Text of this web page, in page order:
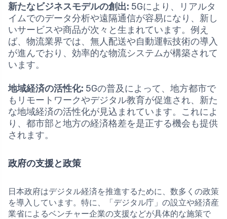
新たなビジネスモデルの創出: 5Gにより、リアルタ
イムでのデータ分析や遠隔通信が容易になり、新し
いサービスや商品が次々と生まれています。例え
ば、物流業界では、無人配送や自動運転技術の導入
が進んでおり、効率的な物流システムが構築されて
います。
地域経済の活性化: 5Gの普及によって、地方都市で
もリモートワークやデジタル教育が促進され、新た
な地域経済の活性化が見込まれています。これによ
り、都市部と地方の経済格差を是正する機会も提供
されます。
政府の支援と政策
日本政府はデジタル経済を推進するために、数多くの政策
を導入しています。特に、「デジタル庁」の設立や経済産
業省によるベンチャー企業の支援などが具体的な施策で